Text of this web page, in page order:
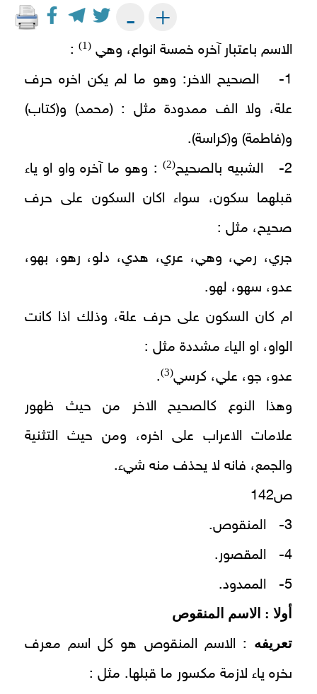
+
-
الاسم باعتبار آخره خمسة انواع، وهي (1)
:
1- الصحيح الاخر: وهو ما لم يكن اخره حرف
علة، ولا الف ممدودة مثل : (محمد) و(كتاب)
و(فاطمة) و(كراسة).
2- الشبيه بالصحيح
(2)
: وهو ما آخره واو او ياء
قبلهما سكون، سواء اكان السكون على حرف
صحيح، مثل :
جري، رمي، وهي، عري، هدي، دلو، رهو، بهو،
عدو، سهو، لهو.
ام كان السكون على حرف علة، وذلك اذا كانت
الواو، او الياء مشددة مثل :
عدو، جو، علي، كرسي(3)
.
وهذا النوع كالصحيح الاخر من حيث ظهور
علامات الاعراب على اخره، ومن حيث التثنية
والجمع، فانه لا يحذف منه شيء.
ص142
3- المنقوص.
4- المقصور.
5- الممدود.
أولا : الاسم المنقوص
تعريفه : الاسم المنقوص هو كل اسم معرف
ىخره ياء لازمة مكسور ما قبلها. مثل :